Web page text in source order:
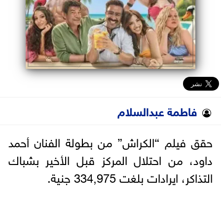
الأحزاب
فاطمة عبدالسلام
حقق فيلم “الكراش” من بطولة الفنان أحمد
داود، من احتلال المركز قبل الأخير بشباك
التذاكر، ايرادات بلغت 334,975 جنية.